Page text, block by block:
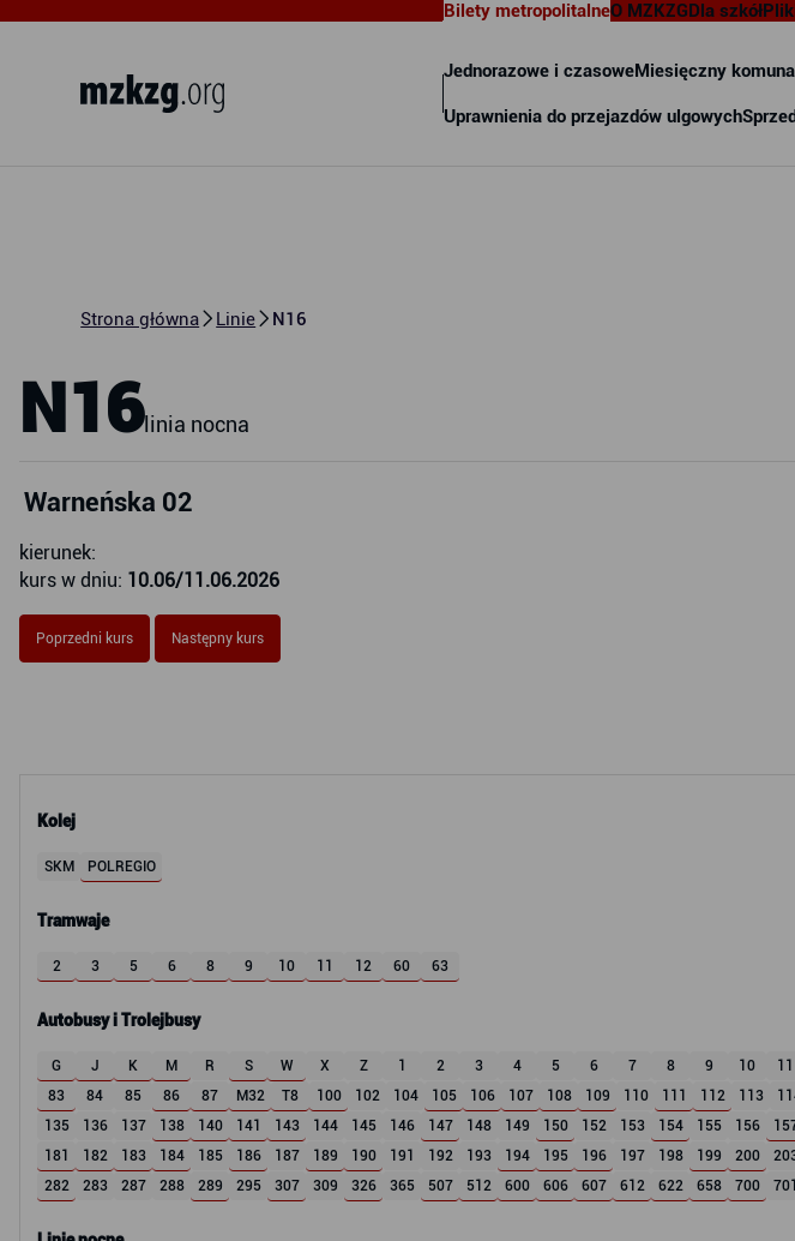
Bilety metropolitalne
Jednorazowe i czasoweMiesięczny
Uprawnienia do przejazdów ulgowych
O MZKZGDla szkół
Strona główna Linie N16
Kolej
SKM POLREGIO
Tramwaje
2 3 5 6 8 9 10 11 12 60 63
Autobusy i Trolejbusy
G J K M R S W X Z 1 2 3 4 5 6 7 8 9 10 11
83
84 85 86 87 M32 T8 100 102 104 105 106 107 108 109 110 111 112 113
135
136 137 138 140 141 143 144 145 146 147 148 149 150 152 153 154 155 156
181
182 183 184 185 186 187 189 190 191 192 193 194 195 196 197 198 199 200
282
283 287 288 289 295 307 309 326 365 507 512 600 606 607 612 622 658 700 701
N16linia nocna
Warneńska 02
kierunek:
kurs w dniu: 10.06/11.06.2026
Poprzedni kurs Następny kurs